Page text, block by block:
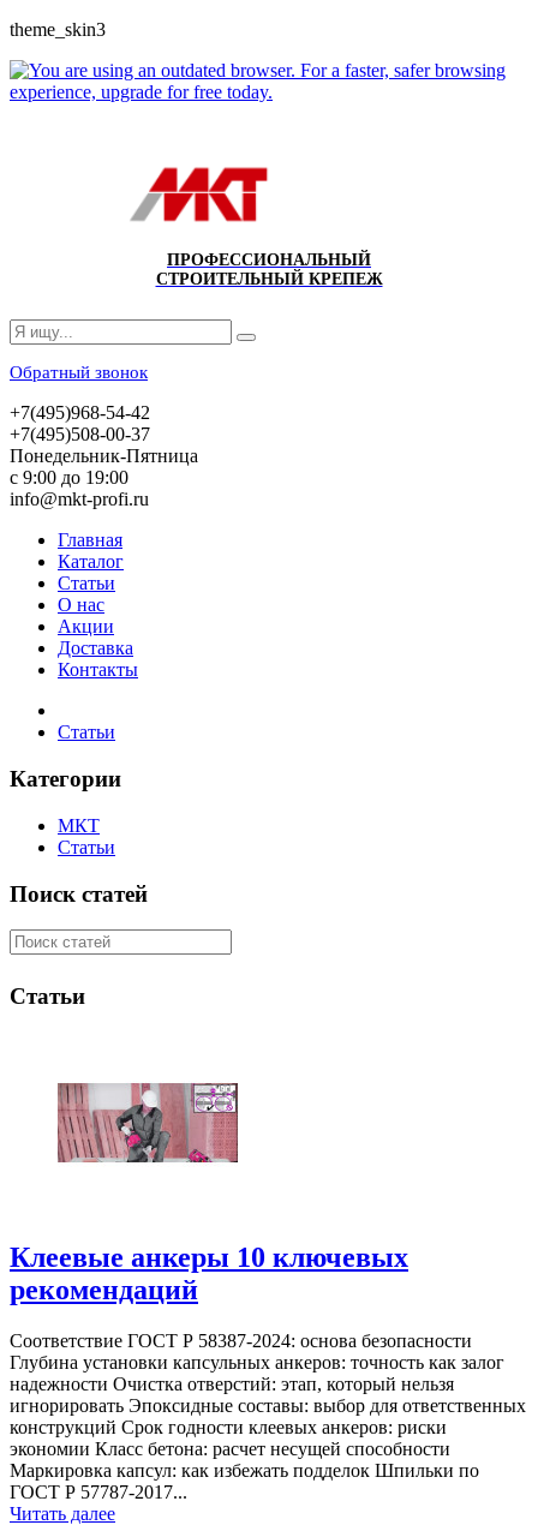
theme_skin3
ПРОФЕССИОНАЛЬНЫЙ
СТРОИТЕЛЬНЫЙ КРЕПЕЖ
Обратный звонок
+7(495)968-54-42
+7(495)508-00-37
Понедельник-Пятница
с 9:00 до 19:00
info@mkt-profi.ru
Главная
Каталог
Статьи
О нас
Акции
Доставка
Контакты
Статьи
Категории
МКТ
Статьи
Поиск статей
Статьи
Клеевые анкеры 10 ключевых
рекомендаций
Соответствие ГОСТ Р 58387-2024: основа безопасности
Глубина установки капсульных анкеров: точность как залог
надежности Очистка отверстий: этап, который нельзя
игнорировать Эпоксидные составы: выбор для ответственных
конструкций Срок годности клеевых анкеров: риски
экономии Класс бетона: расчет несущей способности
Маркировка капсул: как избежать подделок Шпильки по
ГОСТ Р 57787-2017...
Читать далее